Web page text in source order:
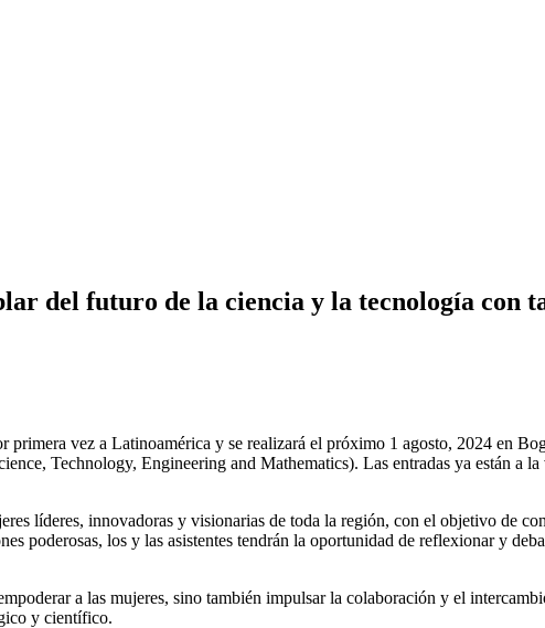
del futuro de la ciencia y la tecnología con
primera vez a Latinoamérica y se realizará el próximo 1 agosto, 2024 en
Technology, Engineering and Mathematics). Las entradas ya están a la
líderes, innovadoras y visionarias de toda la región, con el objetivo de
poderosas, los y las asistentes tendrán la oportunidad de reflexionar y
a las mujeres, sino también impulsar la colaboración y el
y científico.